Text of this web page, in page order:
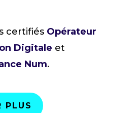
certifiés Opérateur
Digitale et
Num.
PLUS